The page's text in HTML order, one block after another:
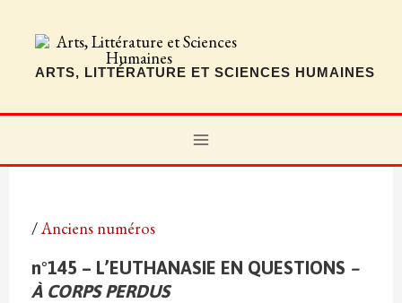
ARTS, LITTÉRATURE ET SCIENCES HUMAINES
MAIN
n°145 – L’euthanasie en questions /
/Anciens numéros
n°145 – L’EUTHANASIE EN QUESTIONS –
À CORPS PERDUS